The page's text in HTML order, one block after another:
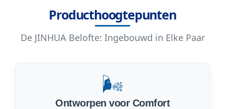
Producthoogtepunten
De JINHUA Belofte: Ingebouwd in Elke Paar
🌬️
Ontworpen voor Comfort